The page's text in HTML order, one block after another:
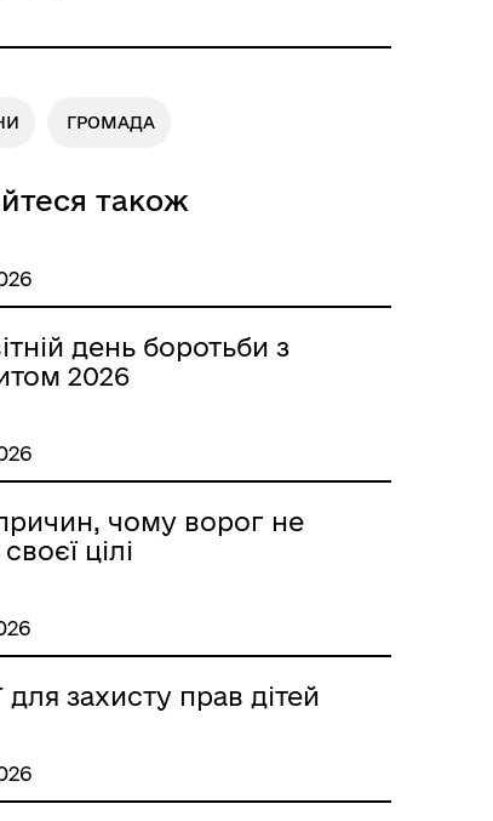
ГРОМАДА
також
день боротьби з
2026
чому ворог не
цілі
для захисту прав дітей